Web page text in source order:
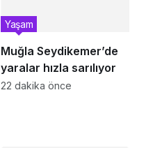
Muğla Seydikemer’de
yaralar hızla sarılıyor
Yaşam
22 dakika önce